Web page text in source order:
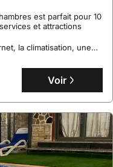
est parfait pour 10
et attractions
la climatisation, une
un séjour
Voir